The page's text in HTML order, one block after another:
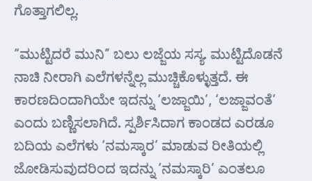
ಗೊತ್ತಾಗಲಿಲ್ಲ.
“ಮುಟ್ಟಿದರೆ ಮುನಿ” ಬಲು ಲಜ್ಜೆಯ ಸಸ್ಯ. ಮುಟ್ಟಿದೊಡನೆ
ನಾಚಿ ನೀರಾಗಿ ಎಲೆಗಳನ್ನೆಲ್ಲ ಮುಚ್ಚಿಕೊಳ್ಳುತ್ತದೆ. ಈ
ಕಾರಣದಿಂದಾಗಿಯೇ ಇದನ್ನು ‘ಲಜ್ಜಾಯಿ’, ‘ಲಜ್ಜಾವಂತೆ’
ಎಂದು ಬಣ್ಣಿಸಲಾಗಿದೆ. ಸ್ಪರ್ಶಿಸಿದಾಗ ಕಾಂಡದ ಎರಡೂ
ಬದಿಯ ಎಲೆಗಳು ‘ನಮಸ್ಕಾರ’ ಮಾಡುವ ರೀತಿಯಲ್ಲಿ
ಜೋಡಿಸುವುದರಿಂದ ಇದನ್ನು ‘ನಮಸ್ಕಾರಿ’ ಎಂತಲೂ